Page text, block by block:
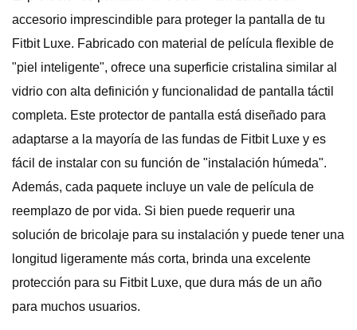
accesorio imprescindible para proteger la pantalla de tu
Fitbit Luxe. Fabricado con material de película flexible de
"piel inteligente", ofrece una superficie cristalina similar al
vidrio con alta definición y funcionalidad de pantalla táctil
completa. Este protector de pantalla está diseñado para
adaptarse a la mayoría de las fundas de Fitbit Luxe y es
fácil de instalar con su función de "instalación húmeda".
Además, cada paquete incluye un vale de película de
reemplazo de por vida. Si bien puede requerir una
solución de bricolaje para su instalación y puede tener una
longitud ligeramente más corta, brinda una excelente
protección para su Fitbit Luxe, que dura más de un año
para muchos usuarios.